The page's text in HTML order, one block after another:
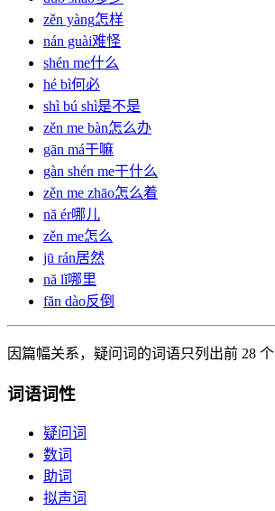
zěn yàng怎样
nán guài难怪
shén me什么
hé bì何必
shì bú shì是不是
zěn me bàn怎么办
gān má干嘛
gàn shén me干什么
zěn me zhāo怎么着
nă ér哪儿
zěn me怎么
jū rán居然
nă lǐ哪里
făn dào反倒
因篇幅关系，疑问词的词语只列出前 28 个
词语词性
疑问词
数词
助词
拟声词